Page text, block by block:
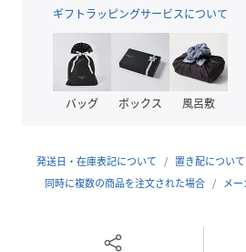
【素材】
・身生地は吸水速乾・接触冷感素材
り冷たく感じる。薄手で通気性もよ
※従来品（スリークライナー）との比
・表面に凹凸があるため、汗をかい
水布を使用。湿気を通すのでムレに
ニオイの発生を抑える。
・ワキの下＆背中に、吸水速乾の共
ギフトラッピングサービスについて
バッグ ボックス 風呂敷
発送日・在庫表記について 置き配について
同時に複数の商品を注文された場合
メ